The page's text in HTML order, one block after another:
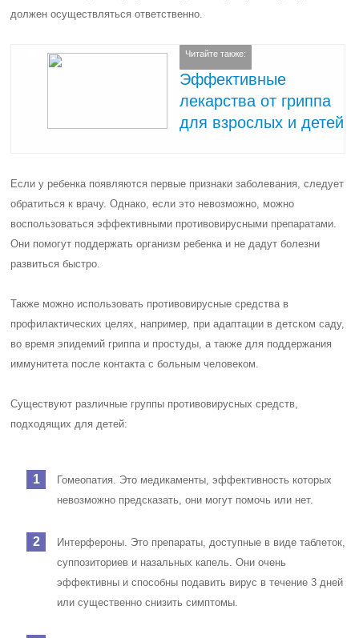
должен осуществляться ответственно.
Читайте также:
Эффективные
лекарства от гриппа
для взрослых и детей
Если у ребенка появляются первые признаки заболевания, следует
обратиться к врачу. Однако, если это невозможно, можно
воспользоваться эффективными противовирусными препаратами.
Они помогут поддержать организм ребенка и не дадут болезни
развиться быстро.
Также можно использовать противовирусные средства в
профилактических целях, например, при адаптации в детском саду,
во время эпидемий гриппа и простуды, а также для поддержания
иммунитета после контакта с больным человеком.
Существуют различные группы противовирусных средств,
подходящих для детей:
Гомеопатия. Это медикаменты, эффективность которых
невозможно предсказать, они могут помочь или нет.
Интерфероны. Это препараты, доступные в виде таблеток,
суппозиториев и назальных капель. Они очень
эффективны и способны подавить вирус в течение 3 дней
или существенно снизить симптомы.